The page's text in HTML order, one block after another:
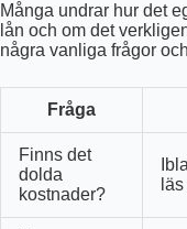
Många undrar hur det
lån och om det
några vanliga frågor
Fråga
Finns det
dolda
kostnader?